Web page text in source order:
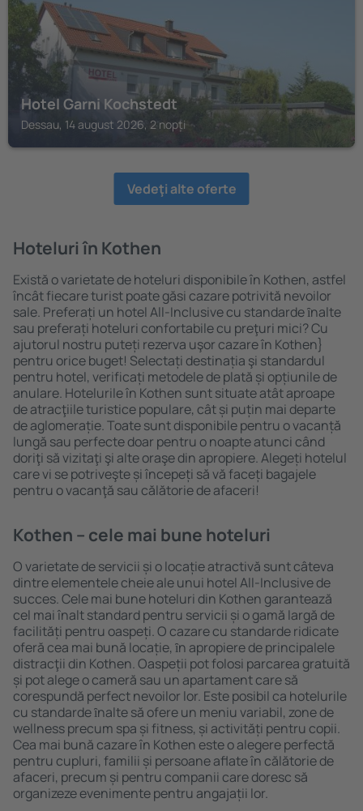
Hotel Garni Kochstedt
Dessau, 14 august 2026, 2 nopți
Vedeţi alte oferte
Hoteluri în Kothen
Există o varietate de hoteluri disponibile în Kothen, astfel
încât fiecare turist poate găsi cazare potrivită nevoilor
sale. Preferați un hotel All-Inclusive cu standarde ȋnalte
sau preferați hoteluri confortabile cu preţuri mici? Cu
ajutorul nostru puteți rezerva uşor cazare în Kothen}
pentru orice buget! Selectați destinația şi standardul
pentru hotel, verificați metodele de plată și opțiunile de
anulare. Hotelurile în Kothen sunt situate atât aproape
de atracţiile turistice populare, cât și puțin mai departe
de aglomerație. Toate sunt disponibile pentru o vacanță
lungă sau perfecte doar pentru o noapte atunci când
doriţi să vizitaţi şi alte oraşe din apropiere. Alegeți hotelul
care vi se potriveşte și începeți să vă faceți bagajele
pentru o vacanţă sau călătorie de afaceri!
Kothen – cele mai bune hoteluri
O varietate de servicii și o locație atractivă sunt câteva
dintre elementele cheie ale unui hotel All-Inclusive de
succes. Cele mai bune hoteluri din Kothen garantează
cel mai înalt standard pentru servicii și o gamă largă de
facilități pentru oaspeți. O cazare cu standarde ridicate
oferă cea mai bună locație, ȋn apropiere de principalele
distracţii din Kothen. Oaspeții pot folosi parcarea gratuită
și pot alege o cameră sau un apartament care să
corespundă perfect nevoilor lor. Este posibil ca hotelurile
cu standarde ȋnalte să ofere un meniu variabil, zone de
wellness precum spa și fitness, și activități pentru copii.
Cea mai bună cazare în Kothen este o alegere perfectă
pentru cupluri, familii și persoane aflate în călătorie de
afaceri, precum și pentru companii care doresc să
organizeze evenimente pentru angajații lor.